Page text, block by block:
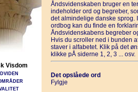
Visdom
Åndsvidenskaben bruger en
indeholder ord og begreber,
det almindelige danske sprog.
ordbog kan du finde en
Åndsvidenskabens begreber
Hvis du scroller ned i bunden
staver i alfabetet. Klik på det
klikke pÅ siderne 1, 2, 3 ... osv.
Det opslåede ord
Fylgje